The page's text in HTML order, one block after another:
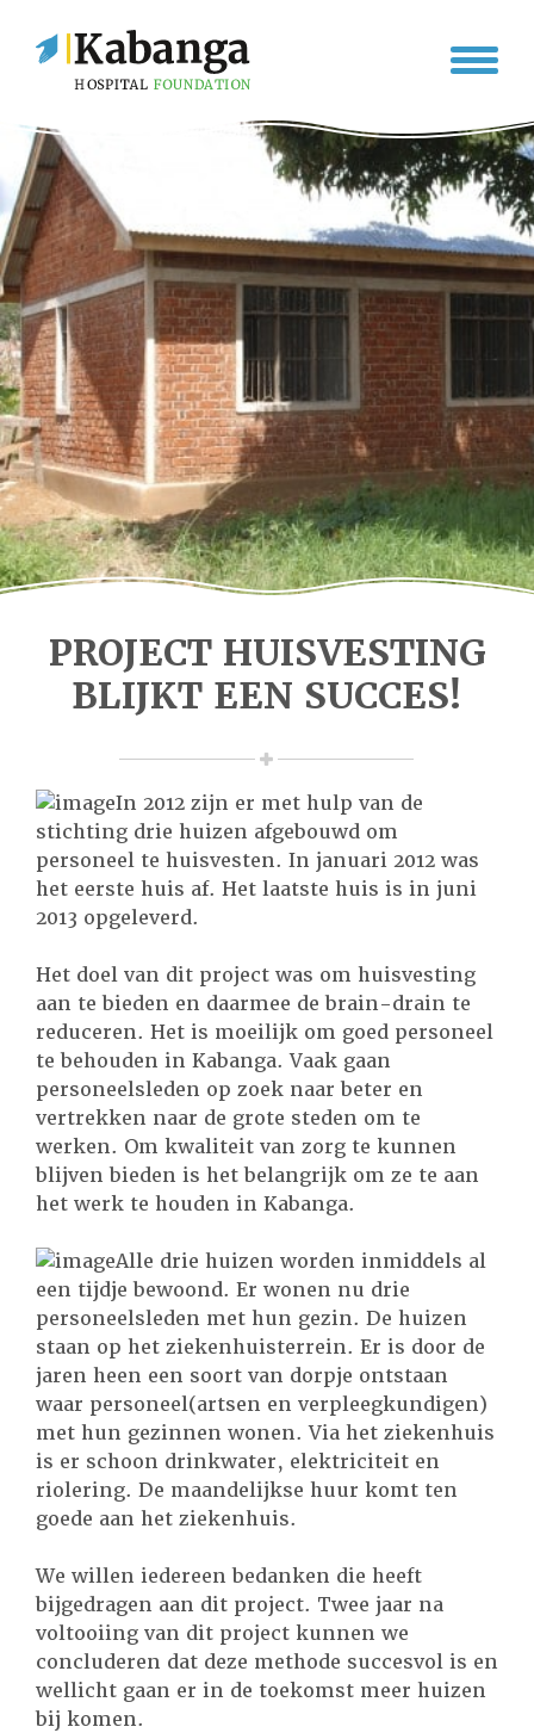
PROJECT HUISVESTING
BLIJKT EEN SUCCES!
In 2012 zijn er met hulp van de
stichting drie huizen afgebouwd om
personeel te huisvesten. In januari 2012 was
het eerste huis af. Het laatste huis is in juni
2013 opgeleverd.
Het doel van dit project was om huisvesting
aan te bieden en daarmee de brain-drain te
reduceren. Het is moeilijk om goed personeel
te behouden in Kabanga. Vaak gaan
personeelsleden op zoek naar beter en
vertrekken naar de grote steden om te
werken. Om kwaliteit van zorg te kunnen
blijven bieden is het belangrijk om ze te aan
het werk te houden in Kabanga.
Alle drie huizen worden inmiddels al
een tijdje bewoond. Er wonen nu drie
personeelsleden met hun gezin. De huizen
staan op het ziekenhuisterrein. Er is door de
jaren heen een soort van dorpje ontstaan
waar personeel(artsen en verpleegkundigen)
met hun gezinnen wonen. Via het ziekenhuis
is er schoon drinkwater, elektriciteit en
riolering. De maandelijkse huur komt ten
goede aan het ziekenhuis.
We willen iedereen bedanken die heeft
bijgedragen aan dit project. Twee jaar na
voltooiing van dit project kunnen we
concluderen dat deze methode succesvol is en
wellicht gaan er in de toekomst meer huizen
bij komen.